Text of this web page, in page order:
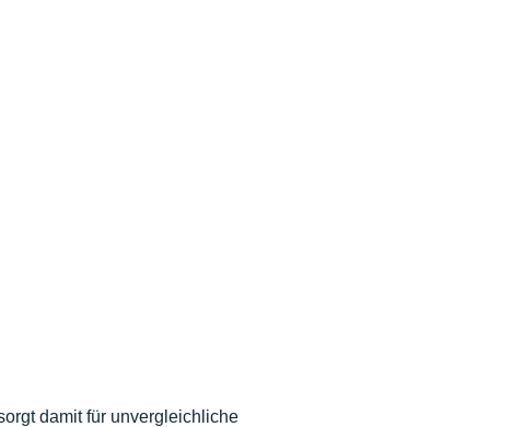
damit für unvergleichliche